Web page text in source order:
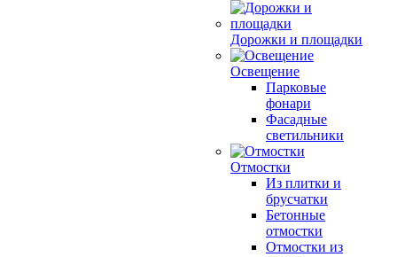
Дорожки и площадки
Освещение
Парковые
фонари
Фасадные
светильники
Отмостки
Из плитки и
брусчатки
Бетонные
отмостки
Отмостки из